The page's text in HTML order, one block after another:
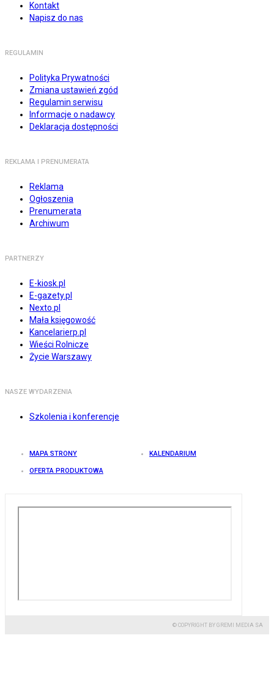
Kontakt
Napisz do nas
REGULAMIN
Polityka Prywatności
Zmiana ustawień zgód
Regulamin serwisu
Informacje o nadawcy
Deklaracja dostępności
REKLAMA I PRENUMERATA
Reklama
Ogłoszenia
Prenumerata
Archiwum
PARTNERZY
E-kiosk.pl
E-gazety.pl
Nexto.pl
Mała księgowość
Kancelarierp.pl
Wieści Rolnicze
Życie Warszawy
NASZE WYDARZENIA
Szkolenia i konferencje
MAPA STRONY KALENDARIUM
OFERTA PRODUKTOWA
© COPYRIGHT BY GREMI MEDIA SA